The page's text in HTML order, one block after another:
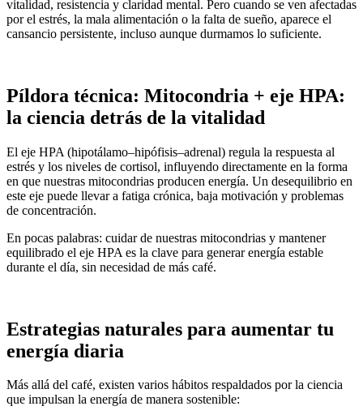
vitalidad, resistencia y claridad mental. Pero cuando se ven afectadas
por el estrés, la mala alimentación o la falta de sueño, aparece el
cansancio persistente, incluso aunque durmamos lo suficiente.
Píldora técnica: Mitocondria + eje HPA:
la ciencia detrás de la vitalidad
El eje HPA (hipotálamo–hipófisis–adrenal) regula la respuesta al
estrés y los niveles de cortisol, influyendo directamente en la forma
en que nuestras mitocondrias producen energía. Un desequilibrio en
este eje puede llevar a fatiga crónica, baja motivación y problemas
de concentración.
En pocas palabras: cuidar de nuestras mitocondrias y mantener
equilibrado el eje HPA es la clave para generar energía estable
durante el día, sin necesidad de más café.
Estrategias naturales para aumentar tu
energía diaria
Más allá del café, existen varios hábitos respaldados por la ciencia
que impulsan la energía de manera sostenible: